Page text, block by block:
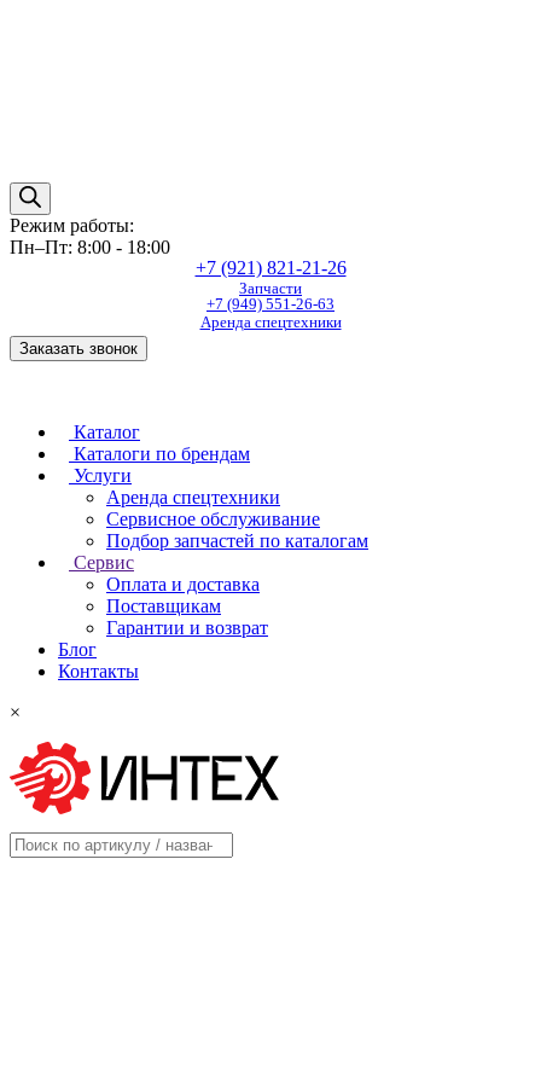
Режим работы:
Пн–Пт: 8:00 - 18:00
+7 (921) 821-21-26
Запчасти
+7 (949) 551-26-63
Аренда спецтехники
Заказать звонок
Каталог
Каталоги по брендам
Услуги
Аренда спецтехники
Сервисное обслуживание
Подбор запчастей по каталогам
Сервис
Оплата и доставка
Поставщикам
Гарантии и возврат
Блог
Контакты
×